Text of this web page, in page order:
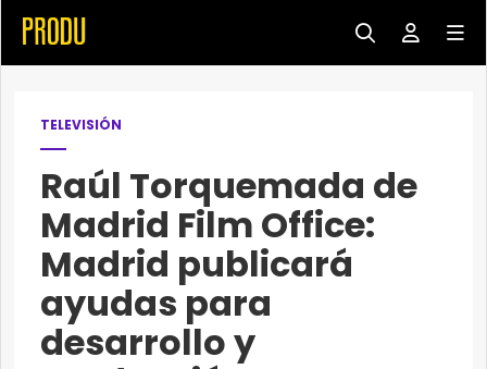
TELEVISIÓN
Raúl Torquemada de
Madrid Film Office:
Madrid publicará
ayudas para
desarrollo y